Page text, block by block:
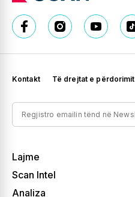
Lajme
Scan Intel
Analiza
Kontakt Të drejtat e përdorimit